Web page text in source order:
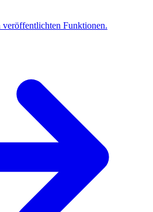
veröffentlichten Funktionen.